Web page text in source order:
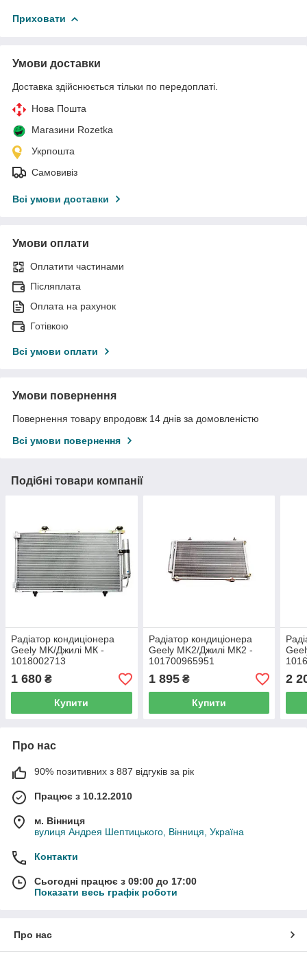
Приховати
Умови доставки
Доставка здійснюється тільки по передоплаті.
Нова Пошта
Магазини Rozetka
Укрпошта
Самовивіз
Всі умови доставки
Умови оплати
Оплатити частинами
Післяплата
Оплата на рахунок
Готівкою
Всі умови оплати
Умови повернення
Повернення товару впродовж 14 днів за домовленістю
Всі умови повернення
Подібні товари компанії
Радіатор кондиціонера
Geely MK/Джилі МК -
1018002713
1 680 ₴
Купити
Радіатор кондиціонера
Geely MK2/Джилі МК2 -
101700965951
1 895₴
Купити
2
Про нас
90% позитивних з 887 відгуків за рік
Працює з 10.12.2010
м. Вінниця
вулиця Андрея Шептицького, Вінниця, Україна
Контакти
Сьогодні працює з 09:00 до 17:00
Показати весь графік роботи
Про нас